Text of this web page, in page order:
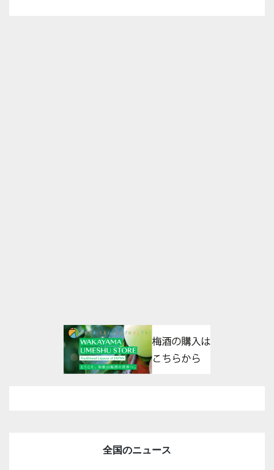
全国のニュース